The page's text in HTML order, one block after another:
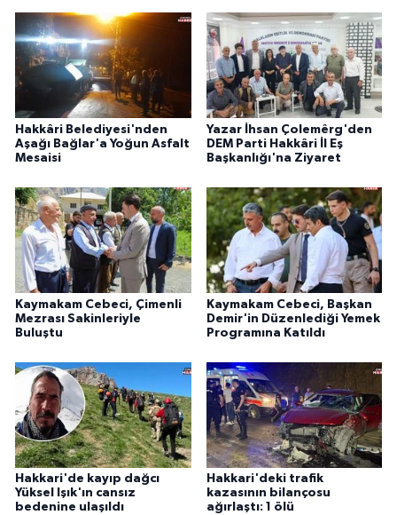
Hakkâri Belediyesi'nden
Aşağı Bağlar'a Yoğun Asfalt
Mesaisi
Yazar İhsan Çolemêrg'den
DEM Parti Hakkâri İl Eş
Başkanlığı'na Ziyaret
Kaymakam Cebeci, Çimenli
Mezrası Sakinleriyle
Buluştu
Kaymakam Cebeci, Başkan
Demir'in Düzenlediği Yemek
Programına Katıldı
Hakkari'de kayıp dağcı
Yüksel Işık'ın cansız
bedenine ulaşıldı
Hakkari'deki trafik
kazasının bilançosu
ağırlaştı: 1 ölü